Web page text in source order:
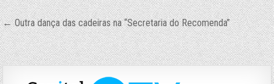
Navegação
de
Post
← Outra dança das cadeiras na “Secretaria do Recomenda”